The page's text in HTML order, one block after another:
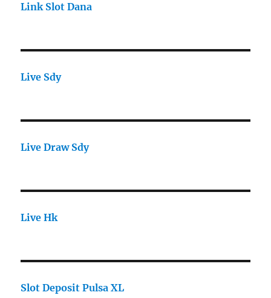
Link Slot Dana
Live Sdy
Live Draw Sdy
Live Hk
Slot Deposit Pulsa XL